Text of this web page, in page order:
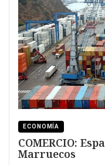
ECONOMÍA
COMERCIO:
Marruecos